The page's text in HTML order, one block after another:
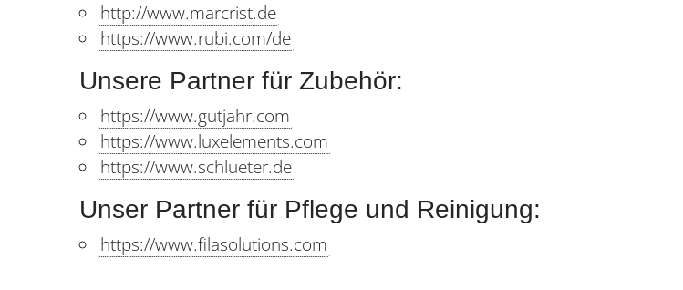
http://www.marcrist.de
https://www.rubi.com/de
Unsere Partner für Zubehör:
https://www.gutjahr.com
https://www.luxelements.com
https://www.schlueter.de
Unser Partner für Pflege und Reinigung:
https://www.filasolutions.com